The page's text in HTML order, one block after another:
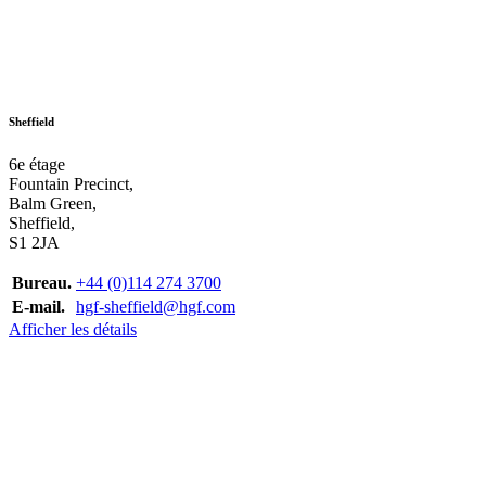
Sheffield
6e étage
Fountain Precinct,
Balm Green,
Sheffield,
S1 2JA
Bureau. +44 (0)114 274 3700
E-mail. hgf-sheffield@hgf.com
Afficher les détails